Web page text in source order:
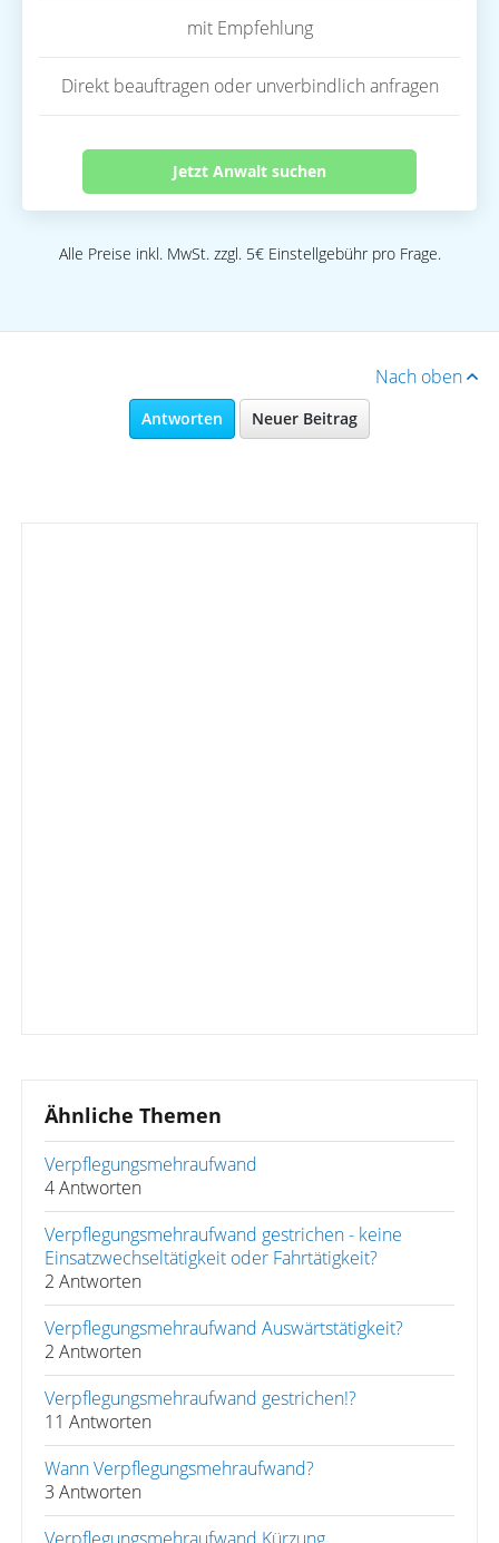
mit Empfehlung
Direkt beauftragen oder unverbindlich anfragen
Jetzt Anwalt suchen
Alle Preise inkl. MwSt. zzgl. 5€ Einstellgebühr pro Frage.
Nach oben
Antworten Neuer Beitrag
Ähnliche Themen
Verpflegungsmehraufwand
4 Antworten
Verpflegungsmehraufwand gestrichen - keine
Einsatzwechseltätigkeit oder Fahrtätigkeit?
2 Antworten
Verpflegungsmehraufwand Auswärtstätigkeit?
2 Antworten
Verpflegungsmehraufwand gestrichen!?
11 Antworten
Wann Verpflegungsmehraufwand?
3 Antworten